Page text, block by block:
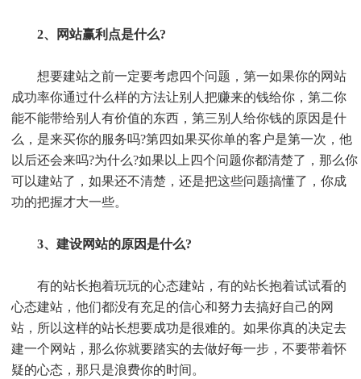
2、网站赢利点是什么?
想要建站之前一定要考虑四个问题，第一如果你的网站
成功率你通过什么样的方法让别人把赚来的钱给你，第二你
能不能带给别人有价值的东西，第三别人给你钱的原因是什
么，是来买你的服务吗?第四如果买你单的客户是第一次，他
以后还会来吗?为什么?如果以上四个问题你都清楚了，那么你
可以建站了，如果还不清楚，还是把这些问题搞懂了，你成
功的把握才大一些。
3、建设网站的原因是什么?
有的站长抱着玩玩的心态建站，有的站长抱着试试看的
心态建站，他们都没有充足的信心和努力去搞好自己的网
站，所以这样的站长想要成功是很难的。如果你真的决定去
建一个网站，那么你就要踏实的去做好每一步，不要带着怀
疑的心态，那只是浪费你的时间。